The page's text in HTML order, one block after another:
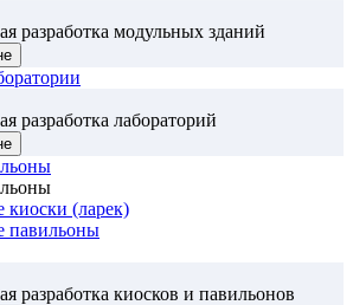
разработка модульных зданий
разработка лабораторий
киоски (ларек)
павильоны
разработка киосков и павильонов